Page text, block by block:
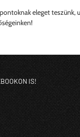
eleget teszünk,
IS!